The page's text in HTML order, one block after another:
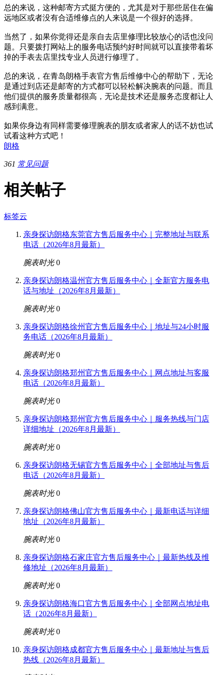
总的来说，这种邮寄方式挺方便的，尤其是对于那些居住在偏
远地区或者没有合适维修点的人来说是一个很好的选择。
当然了，如果你觉得还是亲自去店里修理比较放心的话也没问
题。只要拨打网站上的服务电话预约好时间就可以直接带着坏
掉的手表去店里找专业人员进行修理了。
总的来说，在青岛朗格手表官方售后维修中心的帮助下，无论
是通过到店还是邮寄的方式都可以轻松解决腕表的问题。而且
他们提供的服务质量都很高，无论是技术还是服务态度都让人
感到满意。
如果你身边有同样需要修理腕表的朋友或者家人的话不妨也试
试看这种方式吧！
朗格
361 常见问题
相关帖子
标签云
亲身探访朗格东莞官方售后服务中心｜完整地址与联系
电话（2026年8月最新）
腕表时光 0
亲身探访朗格温州官方售后服务中心｜全新官方服务电
话与地址（2026年8月最新）
腕表时光 0
亲身探访朗格徐州官方售后服务中心｜地址与24小时服
务电话（2026年8月最新）
腕表时光 0
亲身探访朗格郑州官方售后服务中心｜网点地址与客服
电话（2026年8月最新）
腕表时光 0
亲身探访朗格郑州官方售后服务中心｜服务热线与门店
详细地址（2026年8月最新）
腕表时光 0
亲身探访朗格无锡官方售后服务中心｜全部地址与售后
电话（2026年8月最新）
腕表时光 0
亲身探访朗格佛山官方售后服务中心｜最新电话与详细
地址（2026年8月最新）
腕表时光 0
亲身探访朗格石家庄官方售后服务中心｜最新热线及维
修地址（2026年8月最新）
腕表时光 0
亲身探访朗格海口官方售后服务中心｜全部网点地址电
话（2026年8月最新）
腕表时光 0
亲身探访朗格成都官方售后服务中心｜最新地址与售后
热线（2026年8月最新）